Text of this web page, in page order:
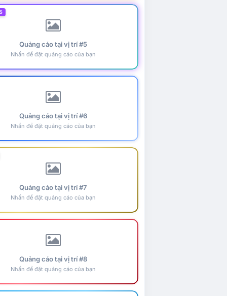
Quảng cáo tại vị trí #5
Nhấn để đặt quảng cáo của bạn
Quảng cáo tại vị trí #6
Nhấn để đặt quảng cáo của bạn
Quảng cáo tại vị trí #7
Nhấn để đặt quảng cáo của bạn
Quảng cáo tại vị trí #8
Nhấn để đặt quảng cáo của bạn